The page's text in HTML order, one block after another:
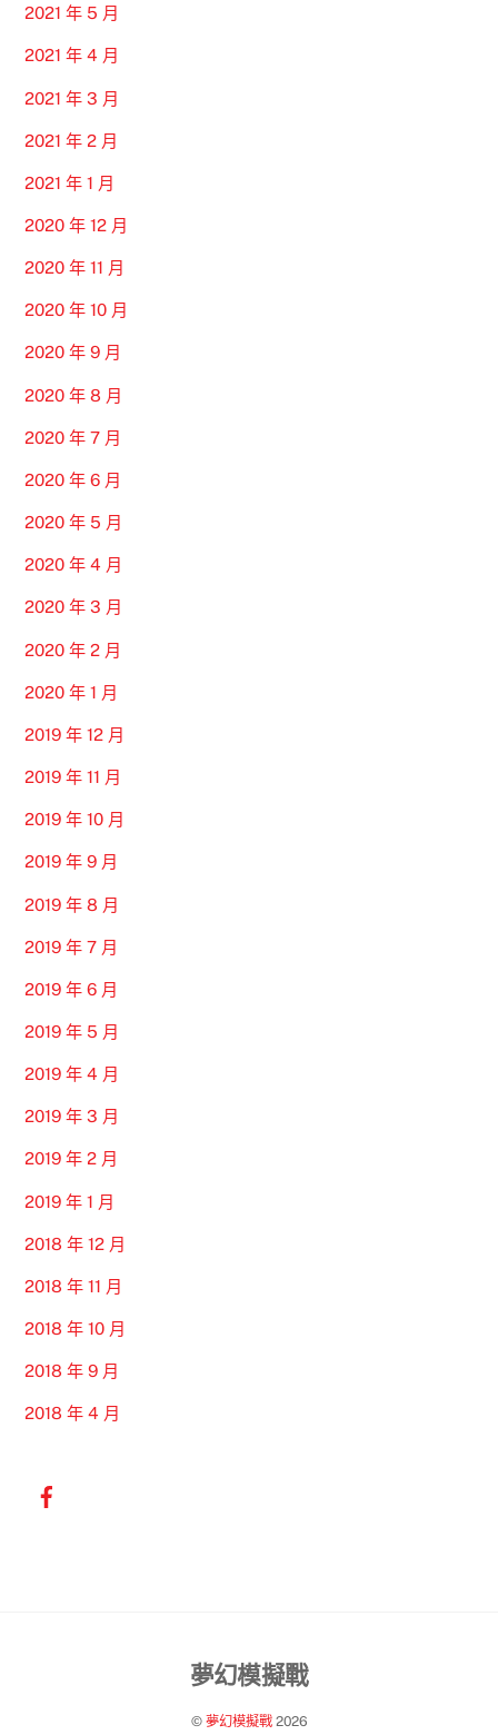
2021 年 5 月
2021 年 4 月
2021 年 3 月
2021 年 2 月
2021 年 1 月
2020 年 12 月
2020 年 11 月
2020 年 10 月
2020 年 9 月
2020 年 8 月
2020 年 7 月
2020 年 6 月
2020 年 5 月
2020 年 4 月
2020 年 3 月
2020 年 2 月
2020 年 1 月
2019 年 12 月
2019 年 11 月
2019 年 10 月
2019 年 9 月
2019 年 8 月
2019 年 7 月
2019 年 6 月
2019 年 5 月
2019 年 4 月
2019 年 3 月
2019 年 2 月
2019 年 1 月
2018 年 12 月
2018 年 11 月
2018 年 10 月
2018 年 9 月
2018 年 4 月
Back
Top
夢幻模擬戰
© 夢幻模擬戰2026